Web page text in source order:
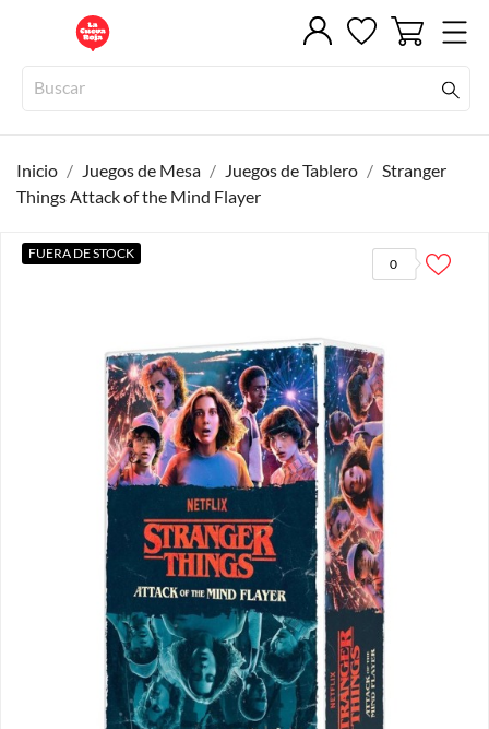
Inicio Juegos de Mesa Juegos de Tablero
Stranger
Things Attack of the Mind Flayer
0
FUERA DE STOCK